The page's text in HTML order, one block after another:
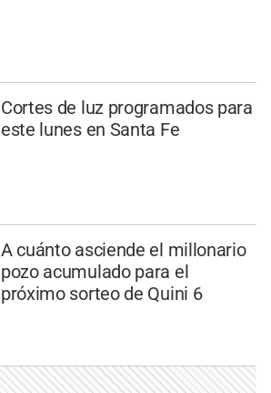
Cortes de luz programados para
este lunes en Santa Fe
A cuánto asciende el millonario
pozo acumulado para el
próximo sorteo de Quini 6